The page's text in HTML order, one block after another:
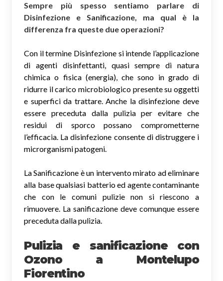
Sempre più spesso sentiamo parlare di
Disinfezione e Sanificazione, ma qual è la
differenza fra queste due operazioni?
Con il termine Disinfezione si intende l’applicazione
di agenti disinfettanti, quasi sempre di natura
chimica o fisica (energia), che sono in grado di
ridurre il carico microbiologico presente su oggetti
e superfici da trattare. Anche la disinfezione deve
essere preceduta dalla pulizia per evitare che
residui di sporco possano comprometterne
l’efficacia. La disinfezione consente di distruggere i
microrganismi patogeni.
La Sanificazione è un intervento mirato ad eliminare
alla base qualsiasi batterio ed agente contaminante
che con le comuni pulizie non si riescono a
rimuovere. La sanificazione deve comunque essere
preceduta dalla pulizia.
Pulizia e sanificazione con
Ozono a Montelupo
Fiorentino